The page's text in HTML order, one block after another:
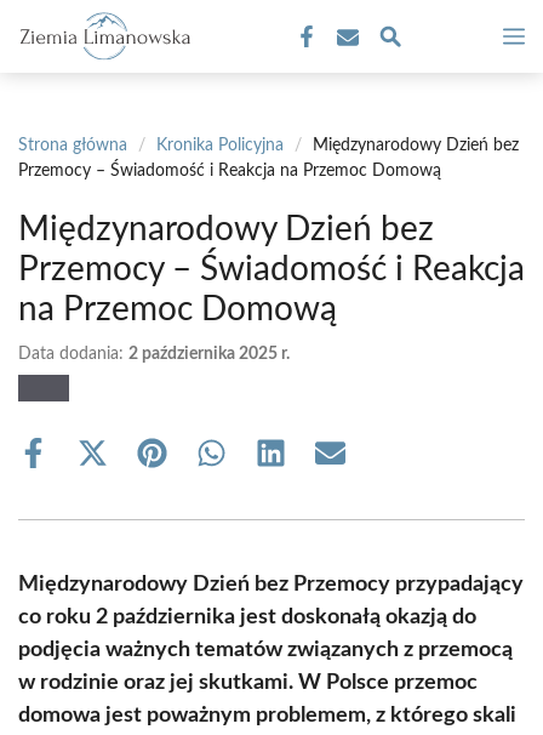
treści
Strona główna / Kronika Policyjna /
Międzynarodowy Dzień bez
Przemocy – Świadomość i Reakcja na Przemoc Domową
Międzynarodowy Dzień bez
Przemocy – Świadomość i Reakcja
na Przemoc Domową
Data dodania: 2 października 2025 r.
Share
Share
(Twitter)
Share Share Share Share
Międzynarodowy Dzień bez Przemocy przypadający
co roku 2 października jest doskonałą okazją do
podjęcia ważnych tematów związanych z przemocą
w rodzinie oraz jej skutkami. W Polsce przemoc
domowa jest poważnym problemem, z którego skali